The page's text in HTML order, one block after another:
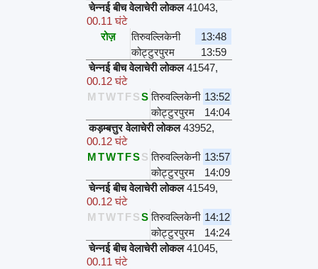
चेन्नई बीच वेलाचेरी लोकल 41043,
00.11 घंटे
रोज़
तिरुवल्लिकेनी
13:48
कोट्टुरपुरम
13:59
चेन्नई बीच वेलाचेरी लोकल 41547,
00.12 घंटे
M TWTFSS तिरुवल्लिकेनी 13:52
कोट्टुरपुरम
14:04
कड़म्बत्तुर वेलाचेरी लोकल 43952,
00.12 घंटे
MTWTFSS तिरुवल्लिकेनी 13:57
कोट्टुरपुरम
14:09
चेन्नई बीच वेलाचेरी लोकल 41549,
00.12 घंटे
M TWTFSS तिरुवल्लिकेनी 14:12
कोट्टुरपुरम
14:24
चेन्नई बीच वेलाचेरी लोकल 41045,
00.11 घंटे